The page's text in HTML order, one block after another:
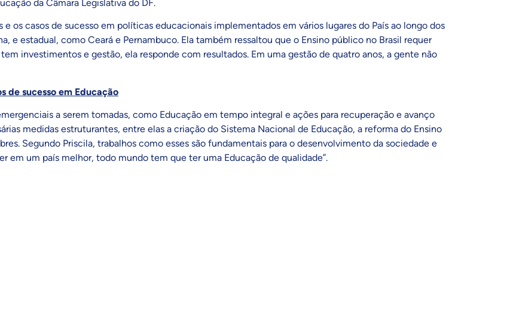
da Câmara Legislativa do DF.
os casos de sucesso em políticas educacionais implementados em vários lugares do País ao longo dos
e estadual, como Ceará e Pernambuco. Ela também ressaltou que o Ensino público no Brasil requer
investimentos e gestão, ela responde com resultados. Em uma gestão de quatro anos, a gente não
de sucesso em Educação
a serem tomadas, como Educação em tempo integral e ações para recuperação e avanço
medidas estruturantes, entre elas a criação do Sistema Nacional de Educação, a reforma do Ensino
Segundo Priscila, trabalhos como esses são fundamentais para o desenvolvimento da sociedade e
em um país melhor, todo mundo tem que ter uma Educação de qualidade”.